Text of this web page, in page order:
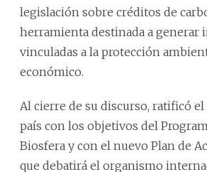
legislación sobre créditos de
herramienta destinada a generar
vinculadas a la protección
económico.
Al cierre de su discurso, ratificó
país con los objetivos del
Biosfera y con el nuevo Plan de
que debatirá el organismo